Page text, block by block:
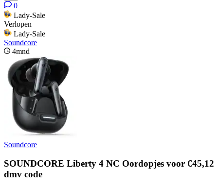
0
Lady-Sale
Verlopen
Lady-Sale
Soundcore
4mnd
Soundcore
SOUNDCORE Liberty 4 NC Oordopjes voor €45,12
dmv code